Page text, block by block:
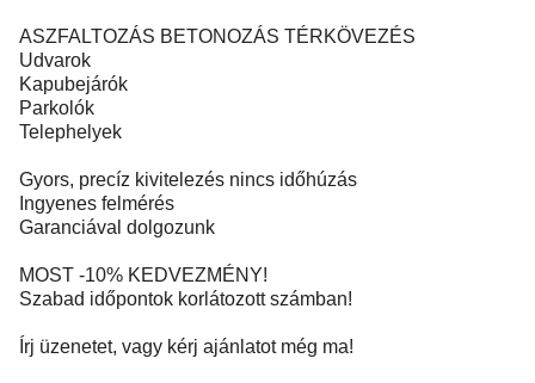
ASZFALTOZÁS BETONOZÁS TÉRKÖVEZÉS
Udvarok
Kapubejárók
Parkolók
Telephelyek
Gyors, precíz kivitelezés nincs időhúzás
Ingyenes felmérés
Garanciával dolgozunk
MOST -10% KEDVEZMÉNY!
Szabad időpontok korlátozott számban!
Írj üzenetet, vagy kérj ajánlatot még ma!